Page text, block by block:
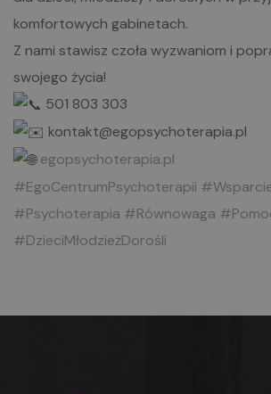
komfortowych gabinetach.
Z nami stawisz czoła wyzwaniom i
swojego życia!
501 803 303
kontakt@egopsychoterapia.pl
egopsychoterapia.pl
#EgoCentrumPsychoterapii
#Psychoterapia #Równowaga
#DzieciMłodzieżDorośli